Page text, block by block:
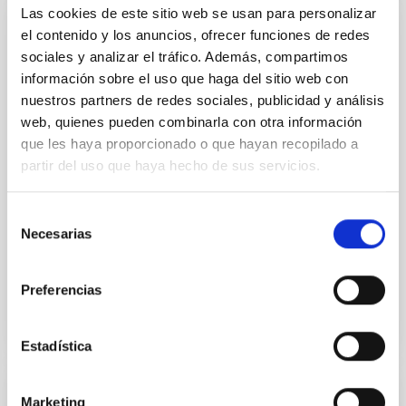
Las cookies de este sitio web se usan para personalizar
el contenido y los anuncios, ofrecer funciones de redes
sociales y analizar el tráfico. Además, compartimos
información sobre el uso que haga del sitio web con
nuestros partners de redes sociales, publicidad y análisis
web, quienes pueden combinarla con otra información
que les haya proporcionado o que hayan recopilado a
partir del uso que haya hecho de sus servicios.
Necesarias
Preferencias
Estadística
Marketing
Modificación nº 1 a la Carta Acuerdo sobre
el experimento en colaboración entre el
IAC y la Organización Europea de
InvestigaciónAstronómica Hemisferio Sur.
Ampliar los objetivos de la colaboración para permitir
que los experimentos de campo LGS-AO sean
In-force date